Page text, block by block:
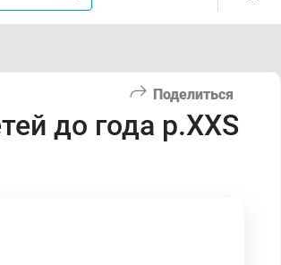
Поделиться
до года р.XXS